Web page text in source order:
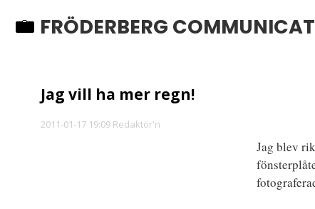
FRÖDERBERG
Jag vill ha mer regn!
2011-01-17 19:09 Redaktör'n
Jag blev